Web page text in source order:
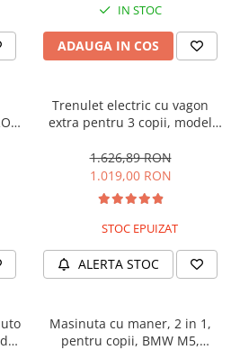
IN STOC
ADAUGA IN COS
Trenulet electric cu vagon
extra pentru 3 copii, model
music player, albastru
1.626,89 RON
1.019,00 RON
STOC EPUIZAT
ALERTA STOC
Masinuta cu maner, 2 in 1,
pentru copii, BMW M5,